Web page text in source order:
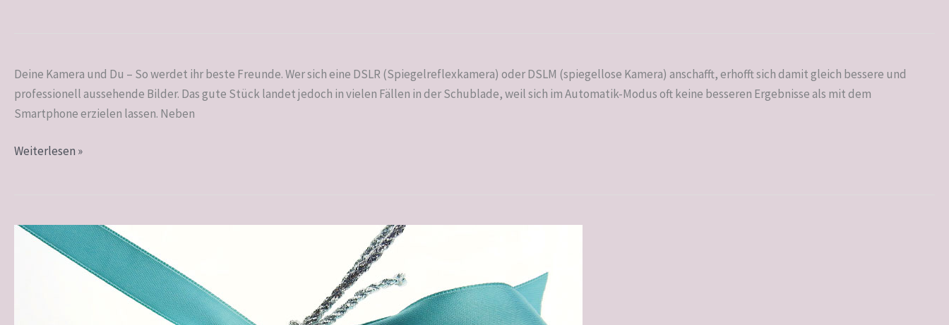
Deine Kamera und Du – So werdet ihr beste Freunde. Wer sich eine DSLR (Spiegelreflexkamera) oder DSLM (spiegellose Kamera) anschafft, erhofft sich damit gleich bessere und
professionell aussehende Bilder. Das gute Stück landet jedoch in vielen Fällen in der Schublade, weil sich im Automatik-Modus oft keine besseren Ergebnisse als mit dem
Smartphone erzielen lassen. Neben
Foto-
Workshops
Weiterlesen »
Geschenk-
Gutscheine